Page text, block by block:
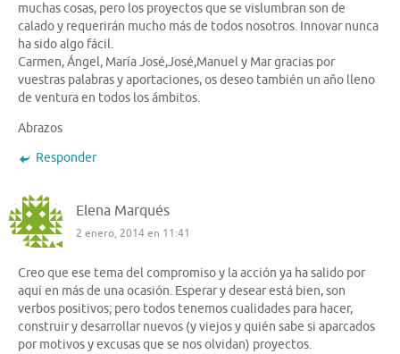
muchas cosas, pero los proyectos que se vislumbran son de
calado y requerirán mucho más de todos nosotros. Innovar nunca
ha sido algo fácil.
Carmen, Ángel, María José,José,Manuel y Mar gracias por
vuestras palabras y aportaciones, os deseo también un año lleno
de ventura en todos los ámbitos.
Abrazos
Responder
Elena Marqués
2 enero, 2014 en 11:41
Creo que ese tema del compromiso y la acción ya ha salido por
aquí en más de una ocasión. Esperar y desear está bien, son
verbos positivos; pero todos tenemos cualidades para hacer,
construir y desarrollar nuevos (y viejos y quién sabe si aparcados
por motivos y excusas que se nos olvidan) proyectos.